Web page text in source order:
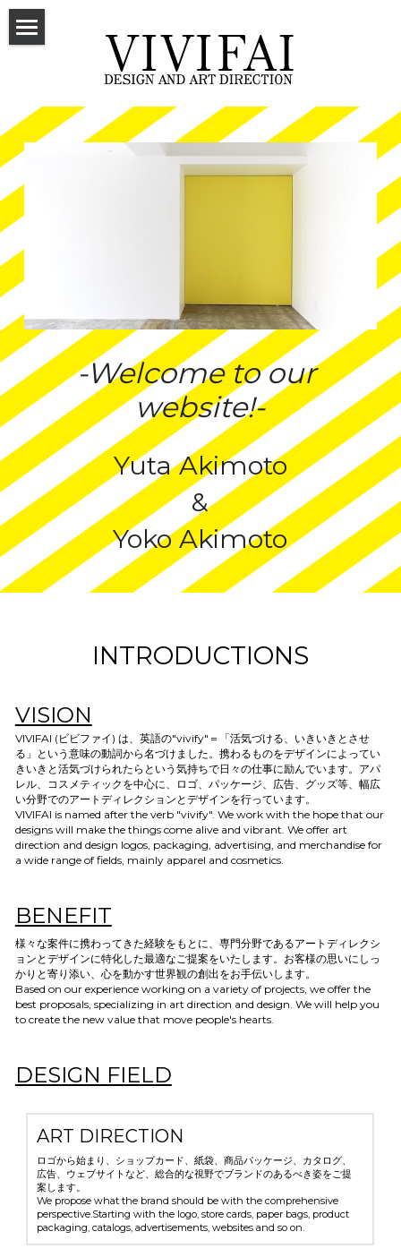
INTRODUCTIONS
LOGO & SYMBOL
SPACE
ACCESS
CONTACT
-Welcome to our
website!-
Yuta Akimoto
&
Yoko Akimoto
INTRODUCTIONS
VISION
VIVIFAI (ビビファイ) は、英語の"vivify"＝「活気づける、いきいきとさせ
る」という意味の動詞から名づけました。携わるものをデザインによってい
きいきと活気づけられたらという気持ちで日々の仕事に励んでいます。アパ
レル、コスメティックを中心に、ロゴ、パッケージ、広告、グッズ等、幅広
い分野でのアートディレクションとデザインを行っています。
VIVIFAI is named after the verb "vivify". We work with the hope that our
designs will make the things come alive and vibrant. We offer art
direction and design logos, packaging, advertising, and merchandise for
a wide range of fields, mainly apparel and cosmetics.
BENEFIT
様々な案件に携わってきた経験をもとに、専門分野であるアートディレクシ
ョンとデザインに特化した最適なご提案をいたします。お客様の思いにしっ
かりと寄り添い、心を動かす世界観の創出をお手伝いします。
Based on our experience working on a variety of projects, we offer the
best proposals, specializing in art direction and design. We will help you
to create the new value that move people's hearts.
DESIGN FIELD
ART DIRECTION
ロゴから始まり、ショップカード、紙袋、商品パッケージ、カタログ、
広告、ウェブサイトなど、総合的な視野でブランドのあるべき姿をご提
案します。
We propose what the brand should be with the comprehensive
perspective.Starting with the logo, store cards, paper bags, product
packaging, catalogs, advertisements, websites and so on.